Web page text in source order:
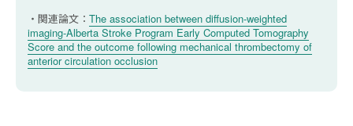
関連論文： The association between diffusion-weighted
imaging-Alberta Stroke Program Early Computed Tomography
Score and the outcome following mechanical thrombectomy of
anterior circulation occlusion